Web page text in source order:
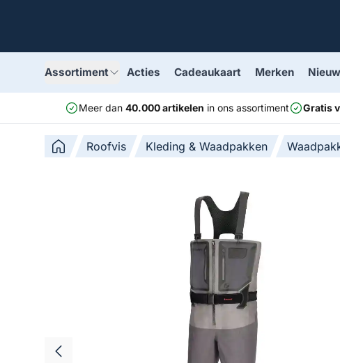
Assortiment Acties Cadeaukaart Merken
Meer dan 40.000 artikelen in ons assortiment Gratis
Roofvis Kleding & Waadpakken